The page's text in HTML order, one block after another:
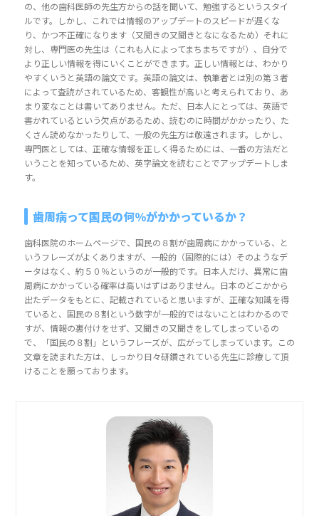
の、他の歯科医師の先生方からの話を聞いて、勉強するというスタイ
ルです。しかし、これでは情報のアップデートのスピードが遅くな
り、かつ不正確になります（又聞きの又聞きとなになるため）それに
対し、専門医の先生は（これも人によってまちまちですが）、自分で
より正しい情報を得にいくことができます。正しい情報とは、わかり
やすくいうと英語の論文です。英語の論文は、執筆者とは別の第３者
によって査読がされているため、客観性が高いと考えられており、あ
まり変なことは書いてありません。ただ、日本人にとっては、英語で
書かれているという欠点があるため、読むのに時間がかかったり、た
くさん読めなかったりして、一般の先生方は敬遠されます。しかし、
専門医としては、正確な情報を正しく得るためには、一番の方法だと
いうことを知っているため、英字論文を読むことでアップデートしま
す。
歯周病って国民の何％がかかっているか？
歯科医院のホームページで、国民の８割が歯周病にかかっている、と
いうフレーズがよくありますが、一般的（国際的には）そのようなデ
ータはなく、約５０％というのが一般的です。日本人だけ、異常に歯
周病にかかっている確率は高いはずはありません。日本のどこかから
出たデータをもとに、記載されていると思いますが、正確な知識を得
ていると、国民の８割という数字が一般的ではないことはわかるので
すが、情報の裏付けをせず、又聞きの又聞きをしてしまっているの
で、「国民の８割」というフレーズが、広がってしまっています。この
文章を読まれた方は、しっかり日々研鑽されている先生に診療して頂
けることを願っております。